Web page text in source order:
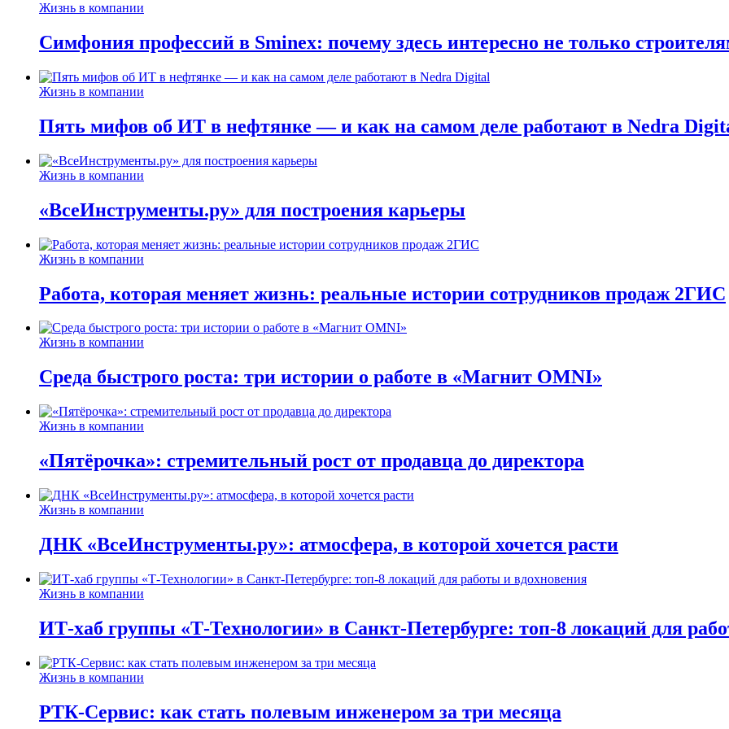
Жизнь в компании
Симфония профессий в Sminex: почему здесь интересно не только
Жизнь в компании
Пять мифов об ИТ в нефтянке — и как на самом деле работают в Nedra
Жизнь в компании
«ВсеИнструменты.ру» для построения карьеры
Жизнь в компании
Работа, которая меняет жизнь: реальные истории сотрудников продаж 2ГИС
Жизнь в компании
Среда быстрого роста: три истории о работе в «Магнит OMNI»
Жизнь в компании
«Пятёрочка»: стремительный рост от продавца до директора
Жизнь в компании
ДНК «ВсеИнструменты.ру»: атмосфера, в которой хочется расти
Жизнь в компании
ИТ-хаб группы «Т-Технологии» в Санкт-Петербурге: топ-8 локаций для
Жизнь в компании
РТК-Сервис: как стать полевым инженером за три месяца